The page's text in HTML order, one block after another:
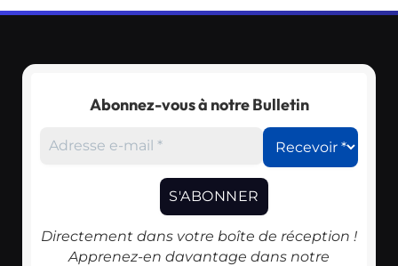
Abonnez-vous à notre Bulletin
Directement dans votre boîte de réception !
Apprenez-en davantage dans notre